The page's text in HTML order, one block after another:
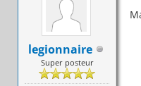
legionnaire
Super posteur